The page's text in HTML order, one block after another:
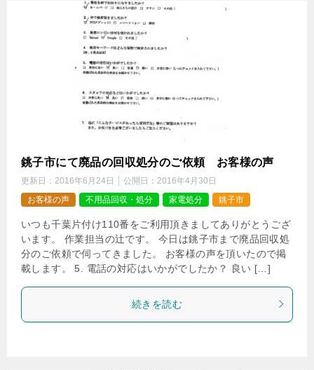
銚子市にて廃品の回収処分のご依頼 お客様の声
更新日： 2016年6月24日 公開日： 2016年4月30日
お客様の声
不用品回収・処分 家電処分 銚子市
いつも千葉片付け110番をご利用頂きましてありがとうござ
います。 作業担当の辻です。 今日は銚子市まで廃品回収処
分のご依頼で伺ってきました。 お客様の声を頂いたので掲
載します。 5. 電話の対応はいかがでしたか？ 良い […]
続きを読む